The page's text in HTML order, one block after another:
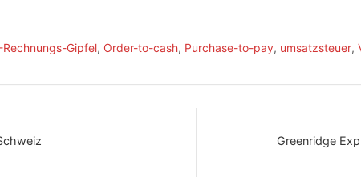
Rechnungs-Gipfel, Order-to-cash, Purchase-to-pay, umsatzsteuer,
Greenridge